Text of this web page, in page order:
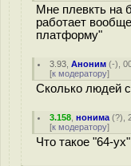
Мне плевкть на
работает
платформу"
3.93 ,Аноним (-),
[к модератору]
Сколько людей
3.158 ,нонима (?),
[к модератору]
Что такое "64-